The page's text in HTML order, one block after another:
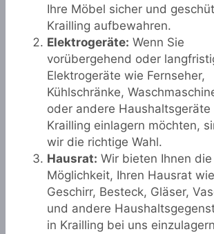
Ihre Möbel sicher und
Krailling aufbewahren.
Elektrogeräte: Wenn Sie
vorübergehend oder
Elektrogeräte wie Fernseher,
Kühlschränke,
oder andere Haushaltsgeräte
Krailling einlagern möchten,
wir die richtige Wahl.
Hausrat: Wir bieten Ihnen die
Möglichkeit, Ihren Hausrat wie
Geschirr, Besteck, Gläser,
und andere
in Krailling bei uns